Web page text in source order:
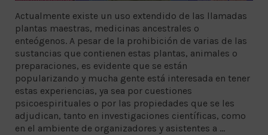
Actualmente existe un uso extendido de las llamadas
plantas maestras, medicinas ancestrales o
enteógenos. A pesar de la prohibición de varias de las
sustancias que contienen estas plantas, animales o
preparaciones, es evidente que se están
popularizando y mucha gente está interesada en tener
estas experiencias, ya sea por cuestiones
psicoespirituales o por las propiedades que se les
adjudican, tanto en investigaciones científicas, como
en el ambiente de organizadores y asistentes a …